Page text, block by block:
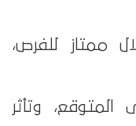
ممتاز للفرص،
المتوقع، وتأثر